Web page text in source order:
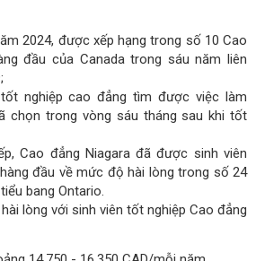
2024, được xếp hạng trong số 10 Cao
đầu của Canada trong sáu năm liên
nghiệp cao đẳng tìm được việc làm
chọn trong vòng sáu tháng sau khi tốt
Cao đẳng Niagara đã được sinh viên
đầu về mức độ hài lòng trong số 24
bang Ontario.
lòng với sinh viên tốt nghiệp Cao đẳng